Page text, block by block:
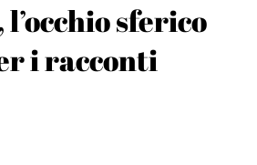
sferico
i racconti